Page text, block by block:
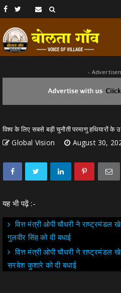
-
विश्व के लिए सबसे बड़ी चुनौती परमाणु हथियारों के
Global Vision August 30,
यह भी पढ़ें :-
वित्त मंत्री ओपी चौधरी ने
गुलवीर सिंह को दी बधाई
वित्त मंत्री ओपी चौधरी ने
सरवेश कुशारे को दी बधाई